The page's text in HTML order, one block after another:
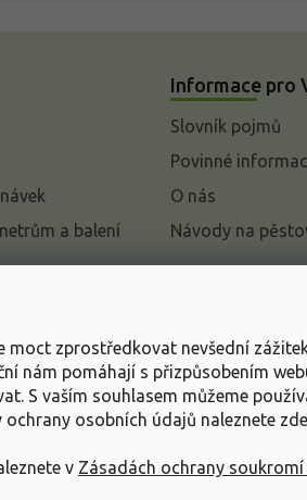
zprostředkovat nevšední
nám pomáhají s přizpůsobením
S vaším souhlasem můžeme
osobních údajů naleznete
v Zásadách ochrany
a balení
osobních
Informace pro
Slovník pojmů
Povinné
O nás
Návody na